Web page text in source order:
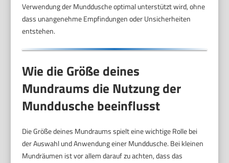
Verwendung der Munddusche optimal unterstützt wird, ohne
dass unangenehme Empfindungen oder Unsicherheiten
entstehen.
Wie die Größe deines
Mundraums die Nutzung der
Munddusche beeinflusst
Die Größe deines Mundraums spielt eine wichtige Rolle bei
der Auswahl und Anwendung einer Munddusche. Bei kleinen
Mundräumen ist vor allem darauf zu achten, dass das